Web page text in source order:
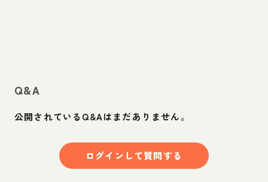
Q&A
公開されているQ&Aはまだありません。
ログインして質問する